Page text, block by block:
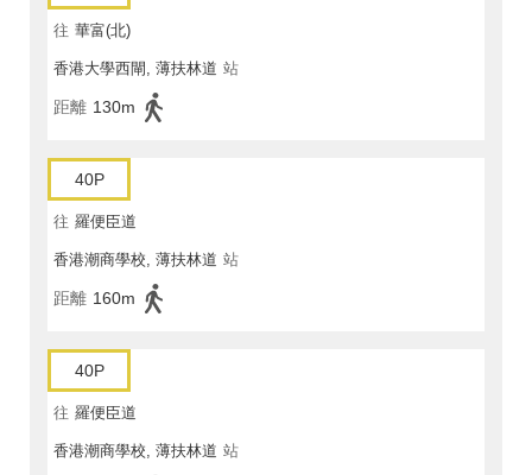
往 華富(北)
香港大學西閘, 薄扶林道 站
距離 130m
40P
往 羅便臣道
香港潮商學校, 薄扶林道 站
距離 160m
40P
往 羅便臣道
香港潮商學校, 薄扶林道 站